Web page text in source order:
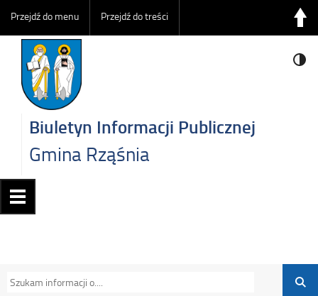
Przejdź do menu Przejdź do treści
Biuletyn Informacji Publicznej
Gmina Rząśnia